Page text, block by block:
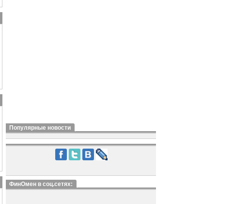
Популярные новости
ФинОмен в соц.сетях: